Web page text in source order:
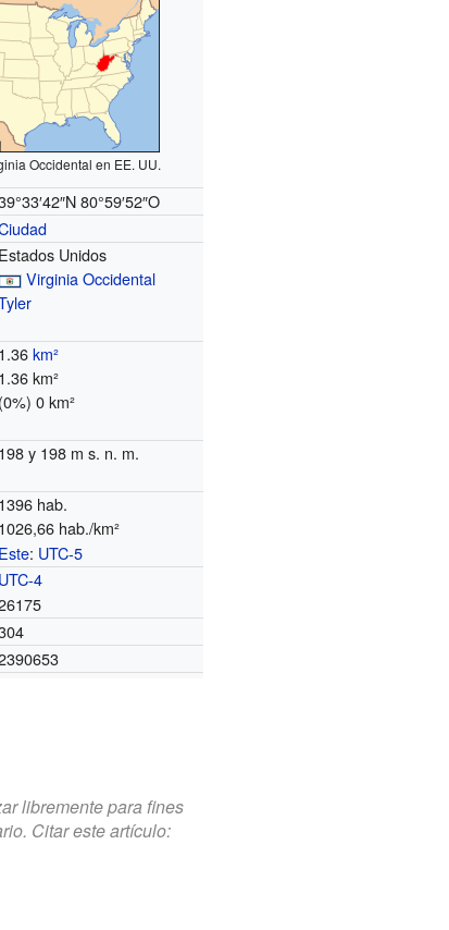
Occidental en EE. UU.
80°59′52″O
Estados Unidos
Virginia Occidental
1.36km²
1.36 km²
(0%) 0 km²
198 y 198 m s. n. m.
1396 hab.
1026,66 hab./km²
Este: UTC-5
UTC-4
libremente para fines
Citar este artículo: